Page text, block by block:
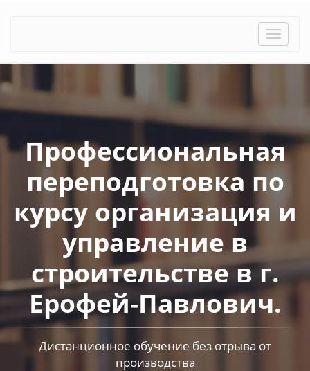
Toggle
Профессиональная
переподготовка по
курсу организация и
управление в
строительстве в г.
Ерофей-Павлович.
Дистанционное обучение без отрыва от
производства